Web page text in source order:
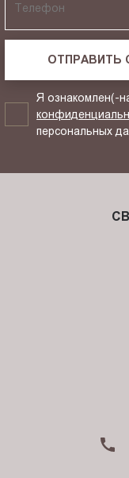
ОТПРАВИТЬ
Я ознакомлен(-
персональных